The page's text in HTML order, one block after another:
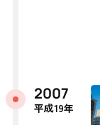
2007
平成19年